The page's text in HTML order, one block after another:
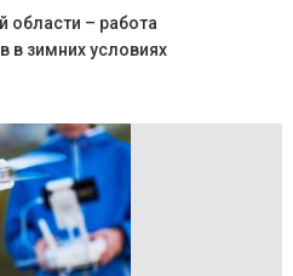
области – работа
в зимних условиях